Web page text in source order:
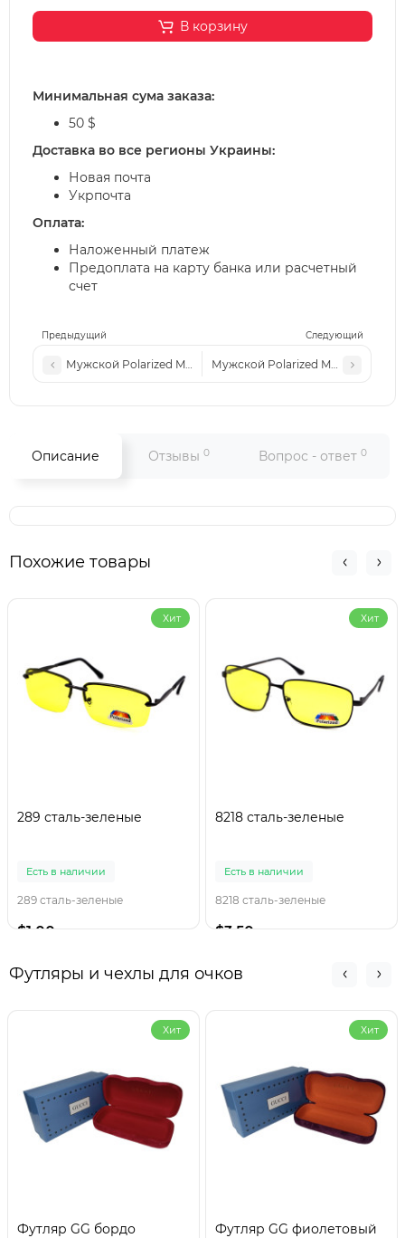
Предыдущий Следующий
Мужской Polarized MAYB P04 c4Мужской Polarized MAYB P04 c2
В корзину
Минимальная сума заказа:
50 $
Доставка во все регионы Украины:
Новая почта
Укрпочта
Оплата:
Наложенный платеж
Предоплата на карту банка или расчетный
счет
Описание Отзывы 0 Вопрос - ответ 0
Похожие товары
Хит
289 сталь-зеленые
Есть в наличии
289 сталь-зеленые
$1.00
Хит
8218 сталь-зеленые
Есть в наличии
8218 сталь-зеленые
$3.50
Футляры и чехлы для очков
Хит
Футляр GG бордо
Хит
Футляр GG фиолетовый